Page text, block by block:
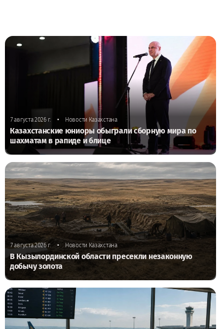
7 августа 2026 г. • Новости Казахстана
Казахстанские юниоры обыграли сборную мира по
шахматам в рапиде и блице
7 августа 2026 г. • Новости Казахстана
В Кызылординской области пресекли незаконную
добычу золота